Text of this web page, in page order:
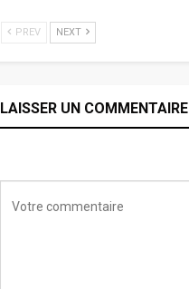
PREV NEXT
LAISSER UN COMMENTAIRE